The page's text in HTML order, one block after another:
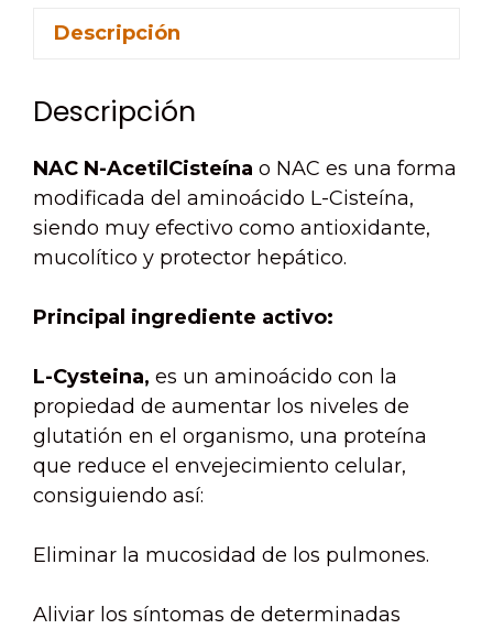
Descripción
Descripción
NAC N-AcetilCisteína o NAC es una forma
modificada del aminoácido L-Cisteína,
siendo muy efectivo como antioxidante,
mucolítico y protector hepático.
Principal ingrediente activo:
L-Cysteina, es un aminoácido con la
propiedad de aumentar los niveles de
glutatión en el organismo, una proteína
que reduce el envejecimiento celular,
consiguiendo así:
Eliminar la mucosidad de los pulmones.
Aliviar los síntomas de determinadas